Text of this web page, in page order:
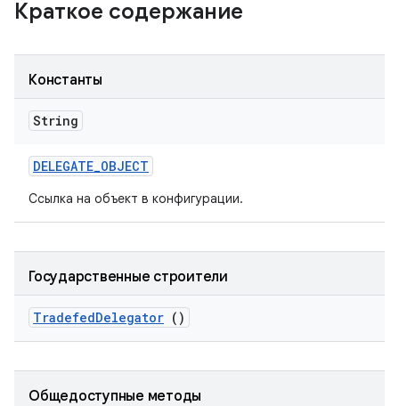
Краткое содержание
Константы
String
DELEGATE_OBJECT
Ссылка на объект в конфигурации.
Государственные строители
TradefedDelegator ()
Общедоступные методы